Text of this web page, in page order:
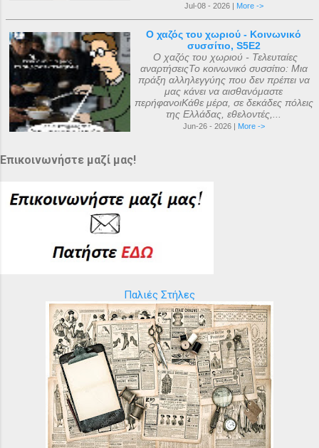
Jul-08 - 2026 | More ->
Ο χαζός του χωριού - Κοινωνικό
συσσίτιο, S5E2
Ο χαζός του χωριού - Τελευταίες
αναρτήσειςΤο κοινωνικό συσσίτιο: Μια
πράξη αλληλεγγύης που δεν πρέπει να
μας κάνει να αισθανόμαστε
περήφανοιΚάθε μέρα, σε δεκάδες πόλεις
της Ελλάδας, εθελοντές,...
Jun-26 - 2026 | More ->
Επικοινωνήστε μαζί μας!
Παλιές Στήλες